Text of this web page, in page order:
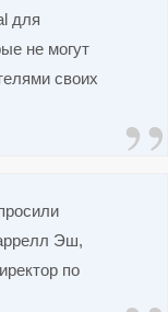
для
не могут
своих
Эш,
по